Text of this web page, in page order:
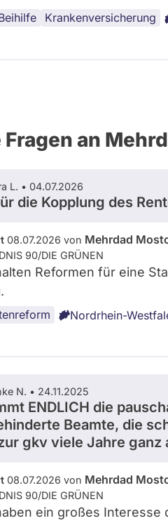
Krankenversicherung
an
L. • 04.07.2026
die Kopplung des
08.07.2026 von Mehrdad
90/­DIE GRÜNEN
Reformen für eine
Nordrhein-
N. • 24.11.2025
ENDLICH die
Beamte, die
gkv viele Jahre ganz
08.07.2026 von Mehrdad
90/­DIE GRÜNEN
ein großes Interesse